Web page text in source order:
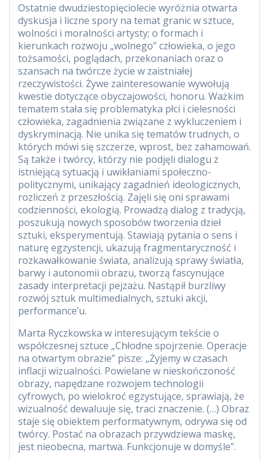
Ostatnie dwudziestopięciolecie wyróżnia otwarta
dyskusja i liczne spory na temat granic w sztuce,
wolności i moralności artysty; o formach i
kierunkach rozwoju „wolnego” człowieka, o jego
tożsamości, poglądach, przekonaniach oraz o
szansach na twórcze życie w zaistniałej
rzeczywistości. Żywe zainteresowanie wywołują
kwestie dotyczące obyczajowości, honoru. Ważkim
tematem stała się problematyka płci i cielesności
człowieka, zagadnienia związane z wykluczeniem i
dyskryminacją. Nie unika się tematów trudnych, o
których mówi się szczerze, wprost, bez zahamowań.
Są także i twórcy, którzy nie podjęli dialogu z
istniejącą sytuacją i uwikłaniami społeczno-
politycznymi, unikający zagadnień ideologicznych,
rozliczeń z przeszłością. Zajęli się oni sprawami
codzienności, ekologią. Prowadzą dialog z tradycją,
poszukują nowych sposobów tworzenia dzieł
sztuki, eksperymentują. Stawiają pytania o sens i
naturę egzystencji, ukazują fragmentaryczność i
rozkawałkowanie świata, analizują sprawy światła,
barwy i autonomii obrazu, tworzą fascynujące
zasady interpretacji pejzażu. Nastąpił burzliwy
rozwój sztuk multimedialnych, sztuki akcji,
performance’u.
Marta Ryczkowska w interesującym tekście o
współczesnej sztuce „Chłodne spojrzenie. Operacje
na otwartym obrazie” pisze: „Żyjemy w czasach
inflacji wizualności. Powielane w nieskończoność
obrazy, napędzane rozwojem technologii
cyfrowych, po wielokroć egzystujące, sprawiają, że
wizualność dewaluuje się, traci znaczenie. (…) Obraz
staje się obiektem performatywnym, odrywa się od
twórcy. Postać na obrazach przywdziewa maskę,
jest nieobecna, martwa. Funkcjonuje w domyśle”.